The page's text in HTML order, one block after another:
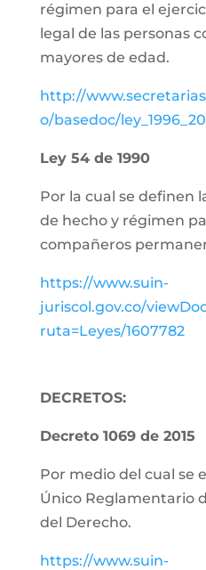
régimen para el
legal de las personas
mayores de edad.
http://
o/basedoc/
Ley 54 de 1990
Por la cual se definen
de hecho y régimen
compañeros
https://www.suin-
juriscol.gov.co/
ruta=Leyes/1607782
DECRETOS:
Decreto 1069 de 2015
Por medio del cual se
Único Reglamentario
del Derecho.
https://www.suin-